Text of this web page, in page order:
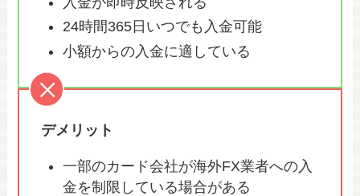
24時間365日いつでも入金可能
小額からの入金に適している
デメリット
一部のカード会社が海外FX業者への入
金を制限している場合がある